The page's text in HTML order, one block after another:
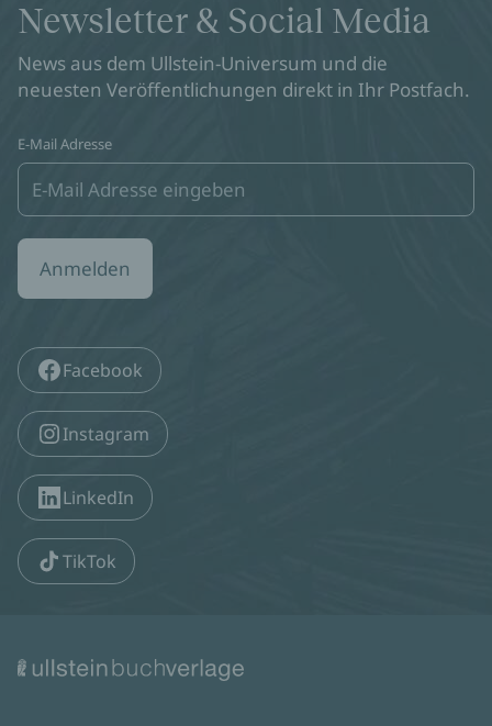
Newsletter & Social Media
News aus dem Ullstein-Universum und die
neuesten Veröffentlichungen direkt in Ihr Postfach.
E-Mail Adresse
Anmelden
Facebook
Instagram
LinkedIn
TikTok